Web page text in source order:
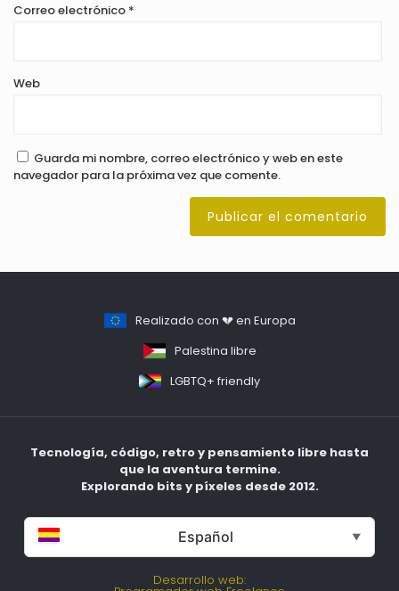
Correo electrónico *
Web
Guarda mi nombre, correo electrónico y web en este
navegador para la próxima vez que comente.
Realizado con 💔 en Europa
Palestina libre
LGBTQ+ friendly
Tecnología, código, retro y pensamiento libre hasta
que la aventura termine.
Explorando bits y píxeles desde 2012.
Español ▼
Desarrollo web: